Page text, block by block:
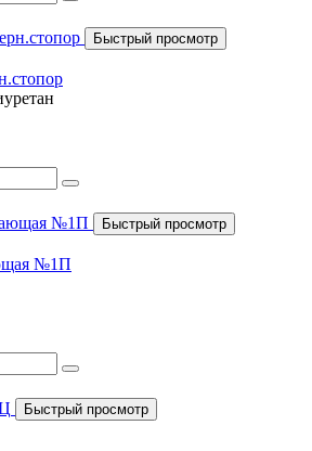
Быстрый просмотр
Быстрый просмотр
№1П
Быстрый просмотр